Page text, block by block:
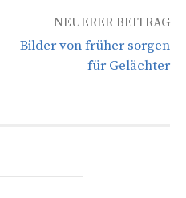
NEUERER BEITRAG
Bilder von früher sorgen
für Gelächter